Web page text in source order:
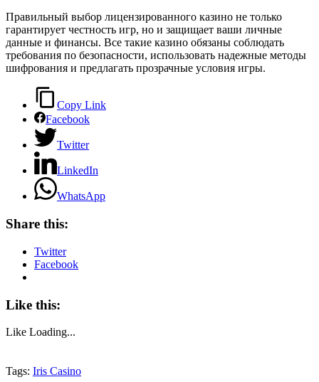
Правильный выбор лицензированного казино не только
гарантирует честность игр, но и защищает ваши личные
данные и финансы. Все такие казино обязаны соблюдать
требования по безопасности, использовать надежные методы
шифрования и предлагать прозрачные условия игры.
Copy Link
Facebook
Twitter
LinkedIn
WhatsApp
Share this:
Twitter
Facebook
Like this:
Like Loading...
Tags: Iris Casino